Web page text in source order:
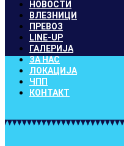
НОВОСТИ
ВЛЕЗНИЦИ
ПРЕВОЗ
LINE-UP
ГАЛЕРИЈА
ЗА НАС
ЛОКАЦИЈА
ЧПП
КОНТАКТ